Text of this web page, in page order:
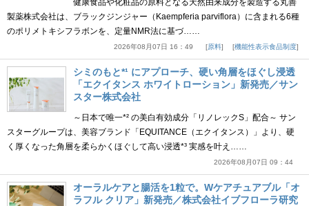
健康食品や化粧品の原料となる天然由来成分を製造する丸善
製薬株式会社は、ブラックジンジャー（Kaempferia parviflora）に含まれる6種
のポリメトキシフラボンを、定量NMR法に基づ……
2026年08月07日 16：49 原料 機能性表示食品制度
シミのもと*¹ にアプローチ、硬い角層をほぐし浸透
「エクイタンス ホワイトローション」新発売／サン
スター株式会社
～日本で唯一*² の美白有効成分「リノレックS」配合～ サン
スターグループは、美容ブランド「EQUITANCE（エクイタンス）」より、硬
く厚くなった角層を柔らかくほぐして高い浸透*³ 実感を叶え……
2026年08月07日 09：44
オーラルケアと腸活を1粒で。Wケアチュアブル「オ
ラフル クリア」新発売／株式会社イブフローラ研究